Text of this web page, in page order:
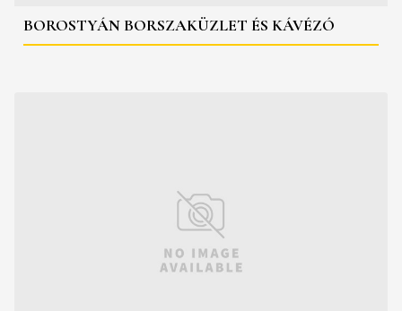
BOROSTYÁN BORSZAKÜZLET ÉS KÁVÉZÓ